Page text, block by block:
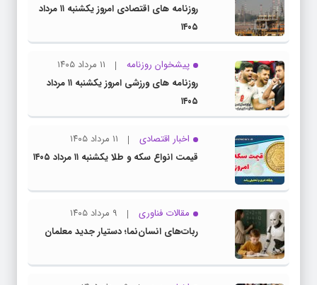
روزنامه های اقتصادی امروز یکشنبه ۱۱ مرداد
۱۴۰۵
پیشخوان روزنامه
۱۱ مرداد ۱۴۰۵
روزنامه های ورزشی امروز یکشنبه ۱۱ مرداد
۱۴۰۵
اخبار اقتصادی
۱۱ مرداد ۱۴۰۵
قیمت انواع سکه و طلا یکشنبه ۱۱ مرداد ۱۴۰۵
مقالات فناوری
۹ مرداد ۱۴۰۵
ربات‌های انسان‌نما؛ دستیار جدید معلمان